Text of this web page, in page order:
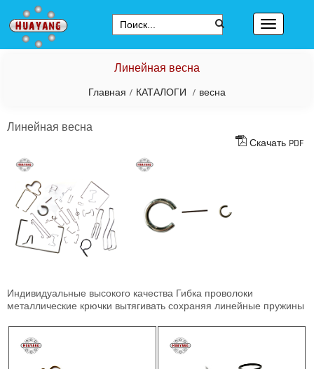
Линейная весна
Главная / КАТАЛОГИ / весна
Линейная весна
Скачать PDF
Индивидуальные высокого качества Гибка проволоки
металлические крючки вытягивать сохраняя линейные пружины